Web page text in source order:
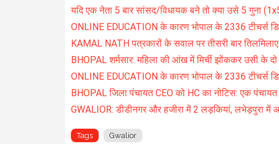
यदि एक नेता 5 बार सांसद/विधायक बने तो क्या उसे 5 गुना
ONLINE EDUCATION के कारण भोपाल के 2336 टीचर्स
KAMAL NATH पत्रकारों के सवाल पर तीसरी बार तिलमिलाए
BHOPAL शर्मसार: महिला की आंख में मिर्ची झोंककर उसी के दो
ONLINE EDUCATION के कारण भोपाल के 2336 टीचर्स
BHOPAL जिला पंचायत CEO को HC का नोटिस: एक
GWALIOR: डीडीनगर और हजीरा में 2 लड़कियां, लभेड़पुरा में
Tags Gwalior